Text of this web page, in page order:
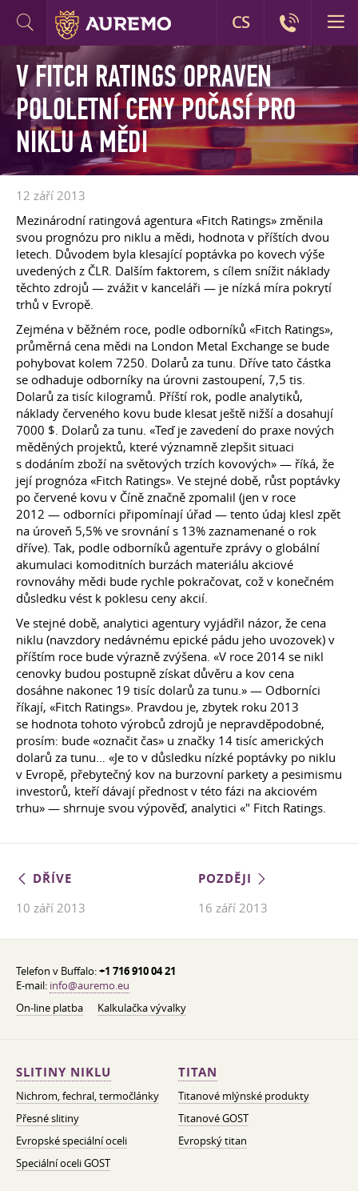
V FITCH RATINGS OPRAVEN
POLOLETNÍ CENY POČASÍ PRO
NIKLU A MĚDI
12 září 2013
Mezinárodní ratingová agentura «Fitch Ratings» změnila
svou prognózu pro niklu a mědi, hodnota v příštích dvou
letech. Důvodem byla klesající poptávka po kovech výše
uvedených z ČLR. Dalším faktorem, s cílem snížit náklady
těchto zdrojů — zvážit v kanceláři — je nízká míra pokrytí
trhů v Evropě.
Zejména v běžném roce, podle odborníků «Fitch Ratings»,
průměrná cena mědi na London Metal Exchange se bude
pohybovat kolem 7250. Dolarů za tunu. Dříve tato částka
se odhaduje odborníky na úrovni zastoupení, 7,5 tis.
Dolarů za tisíc kilogramů. Příští rok, podle analytiků,
náklady červeného kovu bude klesat ještě nižší a dosahují
7000 $. Dolarů za tunu. «Teď je zavedení do praxe nových
měděných projektů, které významně zlepšit situaci
s dodáním zboží na světových trzích kovových» — říká, že
její prognóza «Fitch Ratings». Ve stejné době, růst poptávky
po červené kovu v Číně značně zpomalil (jen v roce
2012 — odborníci připomínají úřad — tento údaj klesl zpět
na úroveň 5,5% ve srovnání s 13% zaznamenané o rok
dříve). Tak, podle odborníků agentuře zprávy o globální
akumulaci komoditních burzách materiálu akciové
rovnováhy mědi bude rychle pokračovat, což v konečném
důsledku vést k poklesu ceny akcií.
Ve stejné době, analytici agentury vyjádřil názor, že cena
niklu (navzdory nedávnému epické pádu jeho uvozovek) v
příštím roce bude výrazně zvýšena. «V roce 2014 se nikl
cenovky budou postupně získat důvěru a kov cena
dosáhne nakonec 19 tisíc dolarů za tunu.» — Odborníci
říkají, «Fitch Ratings». Pravdou je, zbytek roku 2013
se hodnota tohoto výrobců zdrojů je nepravděpodobné,
prosím: bude «označit čas» u značky 14 tisíc amerických
dolarů za tunu… «Je to v důsledku nízké poptávky po niklu
v Evropě, přebytečný kov na burzovní parkety a pesimismu
investorů, kteří dávají přednost v této fázi na akciovém
trhu» — shrnuje svou výpověď, analytici «" Fitch Ratings.
DŘÍVE
10 září 2013
POZDĚJI
16 září 2013
Telefon v Buffalo:+1 716 910 04 21
E-mail: info@auremo.eu
On-line platba
Kalkulačka vývalky
SLITINY NIKLU
Nichrom, fechral, termočlánky
Přesné slitiny
Evropské speciální oceli
Speciální oceli GOST
TITAN
Titanové mlýnské produkty
Titanové GOST
Evropský titan
CS